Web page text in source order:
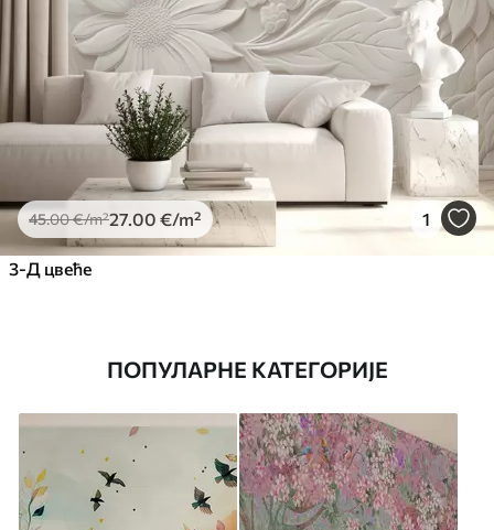
45.00€/m²27 .00 €/m² 1
3-Д цвеће
ПОПУЛАРНЕ КАТЕГОРИЈЕ